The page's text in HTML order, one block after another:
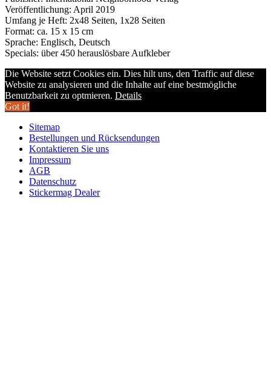
Veröffentlichung: April 2019
Umfang je Heft: 2x48 Seiten, 1x28 Seiten
Format: ca. 15 x 15 cm
Sprache: Englisch, Deutsch
Specials: über 450 herauslösbare Aufkleber
Die Website setzt Cookies ein. Dies hilt uns, den Traffic auf diese
Website zu analysieren und die Inhalte auf eine bestmögliche
Benutzbarkeit zu optmieren. Details
Got it!
Sitemap
Bestellungen und Rücksendungen
Kontaktieren Sie uns
Impressum
AGB
Datenschutz
Stickermag Dealer